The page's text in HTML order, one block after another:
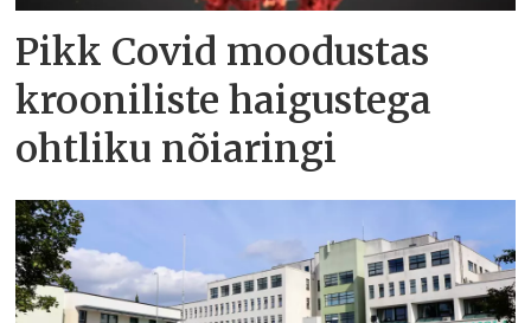
Pikk Covid moodustas
krooniliste haigustega
ohtliku nõiaringi